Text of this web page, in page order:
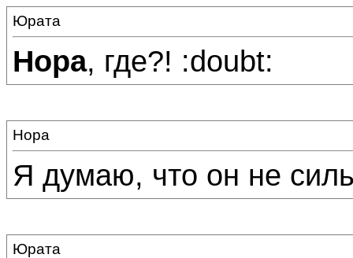
Юрата
Нора, где?! :doubt:
Нора
Я думаю, что он не
Юрата